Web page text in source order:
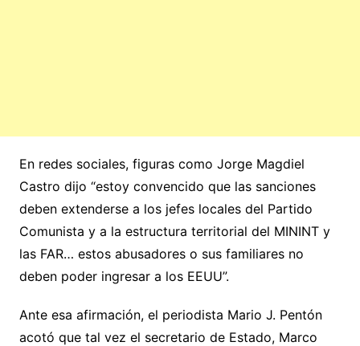
En redes sociales, figuras como Jorge Magdiel
Castro dijo “estoy convencido que las sanciones
deben extenderse a los jefes locales del Partido
Comunista y a la estructura territorial del MININT y
las FAR… estos abusadores o sus familiares no
deben poder ingresar a los EEUU”.
Ante esa afirmación, el periodista Mario J. Pentón
acotó que tal vez el secretario de Estado, Marco